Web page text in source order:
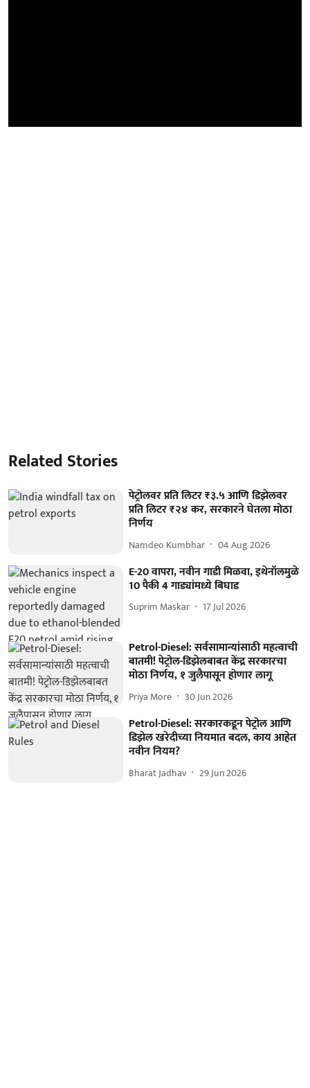
Related Stories
पेट्रोलवर प्रति लिटर ₹३.५ आणि डिझेलवर
प्रति लिटर ₹२४ कर, सरकारने घेतला मोठा
निर्णय
Namdeo Kumbhar 04 Aug 2026
E-20 वापरा, नवीन गाडी मिळवा, इथेनॉलमुळे
10 पैकी 4 गाड्यांमध्ये बिघाड
Suprim Maskar 17 Jul 2026
Petrol-Diesel: सर्वसामान्यांसाठी महत्वाची
बातमी! पेट्रोल-डिझेलबाबत केंद्र सरकारचा
मोठा निर्णय, १ जुलैपासून होणार लागू
Priya More 30 Jun 2026
Petrol-Diesel: सरकारकडून पेट्रोल आणि
डिझेल खरेदीच्या नियमात बदल, काय आहेत
नवीन नियम?
Bharat Jadhav 29 Jun 2026